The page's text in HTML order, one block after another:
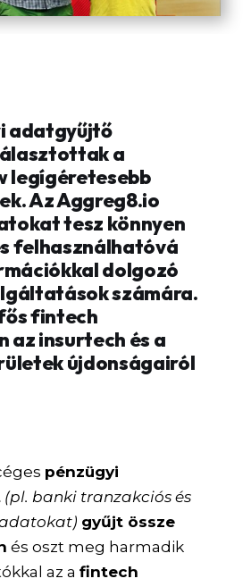
adatgyűjtő
a
legígéretesebb
Az Aggreg8.io
tesz könnyen
felhasználhatóvá
dolgozó
számára.
fintech
az insurtech és a
újdonságairól
pénzügyi
(pl. banki tranzakciós és
gyűjt össze
és oszt meg harmadik
az afintech